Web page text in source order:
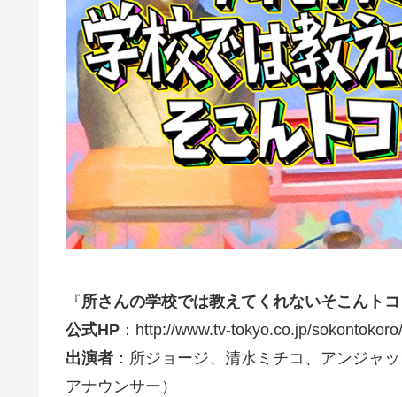
『所さんの学校では教えてくれないそこんト
公式HP ：http://www.tv-tokyo.co.jp/sokontokoro/
出演者 ：所ジョージ、清水ミチコ、アンジャ
アナウンサー）